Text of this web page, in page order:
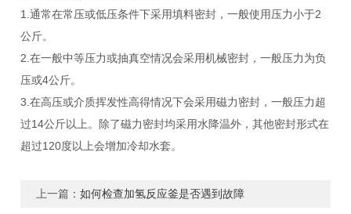
1.通常在常压或低压条件下采用填料密封，一般使用压力小于2
公斤。
2.在一般中等压力或抽真空情况会采用机械密封，一般压力为负
压或4公斤。
3.在高压或介质挥发性高得情况下会采用磁力密封，一般压力超
过14公斤以上。除了磁力密封均采用水降温外，其他密封形式在
超过120度以上会增加冷却水套。
上一篇：如何检查加氢反应釜是否遇到故障